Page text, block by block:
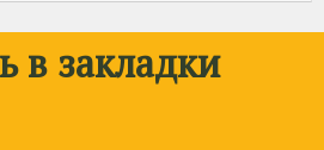
в закладки